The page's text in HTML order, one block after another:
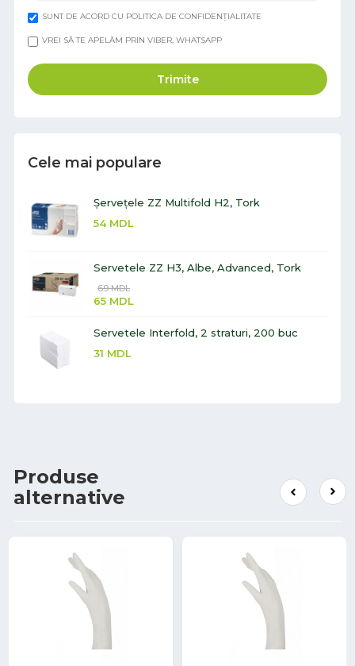
SUNT DE ACORD CU POLITICA DE CONFIDENȚIALITATE
VREI SĂ TE APELĂM PRIN VIBER, WHATSAPP
Trimite
Cele mai populare
Șervețele ZZ Multifold H2, Tork
54 MDL
Servetele ZZ H3, Albe, Advanced, Tork
69MDL
65 MDL
Servetele Interfold, 2 straturi, 200 buc
31 MDL
Produse
alternative